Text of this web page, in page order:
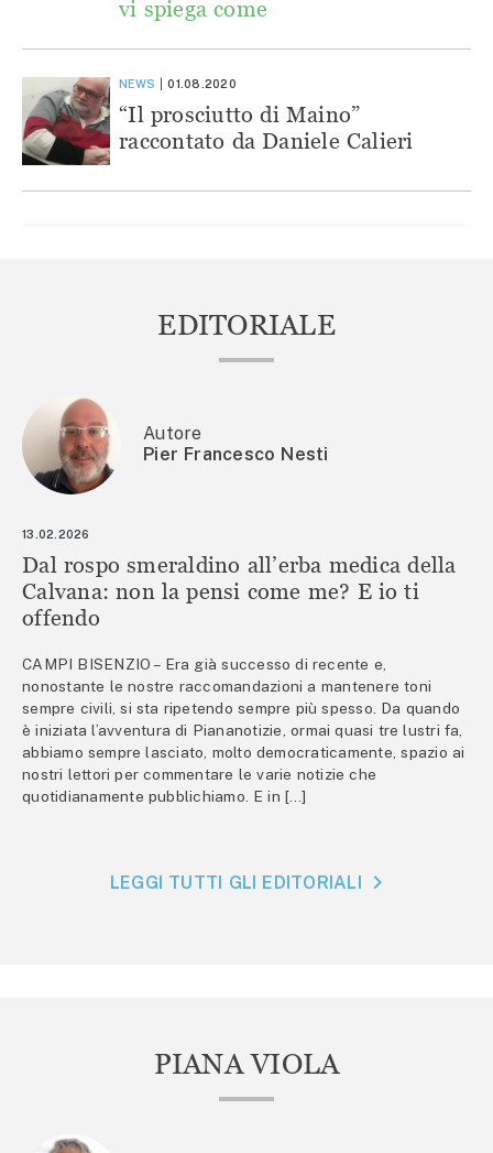
vi spiega come
NEWS 01.08.2020
“Il prosciutto di Maino”
raccontato da Daniele Calieri
EDITORIALE
Autore
Pier Francesco Nesti
13.02.2026
Dal rospo smeraldino all’erba medica della
Calvana: non la pensi come me? E io ti
offendo
CAMPI BISENZIO – Era già successo di recente e,
nonostante le nostre raccomandazioni a mantenere toni
sempre civili, si sta ripetendo sempre più spesso. Da quando
è iniziata l’avventura di Piananotizie, ormai quasi tre lustri fa,
abbiamo sempre lasciato, molto democraticamente, spazio ai
nostri lettori per commentare le varie notizie che
quotidianamente pubblichiamo. E in […]
LEGGI TUTTI GLI EDITORIALI
PIANA VIOLA